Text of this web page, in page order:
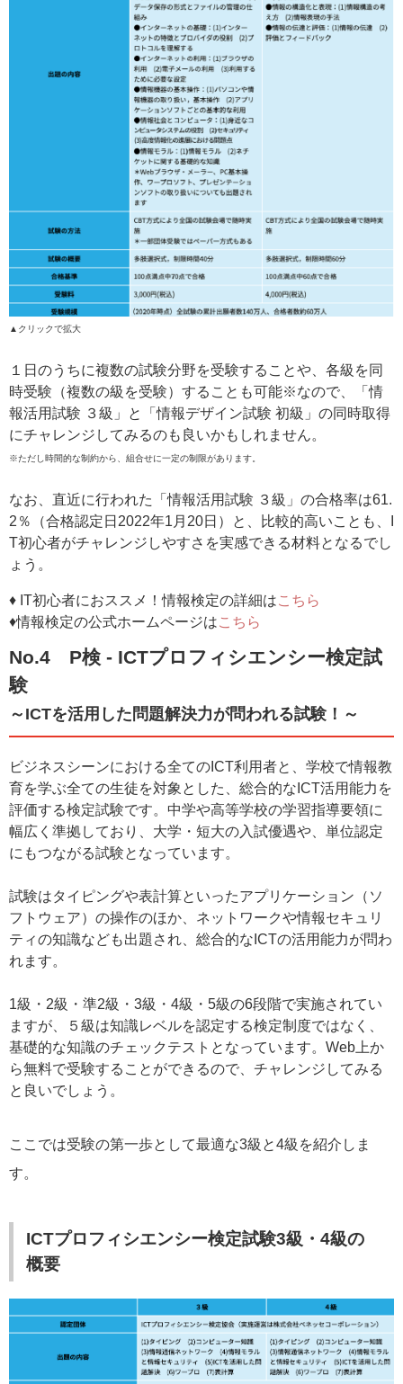
▲クリックで拡大
１日のうちに複数の試験分野を受験することや、各級を同
時受験（複数の級を受験）することも可能※なので、「情
報活用試験 ３級」と「情報デザイン試験 初級」の同時取得
にチャレンジしてみるのも良いかもしれません。
※ただし時間的な制約から、組合せに一定の制限があります。
なお、直近に行われた「情報活用試験 ３級」の合格率は61.
2％（合格認定日2022年1月20日）と、比較的高いことも、I
T初心者がチャレンジしやすさを実感できる材料となるでし
ょう。
♦ IT初心者におススメ！情報検定の詳細はこちら
♦情報検定の公式ホームページはこちら
No.4 P検 - ICTプロフィシエンシー検定試
験
～ICTを活用した問題解決力が問われる試験！～
ビジネスシーンにおける全てのICT利用者と、学校で情報教
育を学ぶ全ての生徒を対象とした、総合的なICT活用能力を
評価する検定試験です。中学や高等学校の学習指導要領に
幅広く準拠しており、大学・短大の入試優遇や、単位認定
にもつながる試験となっています。
試験はタイピングや表計算といったアプリケーション（ソ
フトウェア）の操作のほか、ネットワークや情報セキュリ
ティの知識なども出題され、総合的なICTの活用能力が問わ
れます。
1級・2級・準2級・3級・4級・5級の6段階で実施されてい
ますが、５級は知識レベルを認定する検定制度ではなく、
基礎的な知識のチェックテストとなっています。Web上か
ら無料で受験することができるので、チャレンジしてみる
と良いでしょう。
ここでは受験の第一歩として最適な3級と4級を紹介しま
す。
ICTプロフィシエンシー検定試験3級・4級の
概要